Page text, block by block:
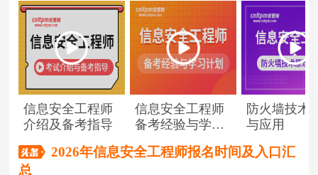
信息安全工程师
介绍及备考指导
信息安全工程师
备考经验与学习
防火墙技术
与应用
2026年信息安全工程师报名时间及入口汇
总